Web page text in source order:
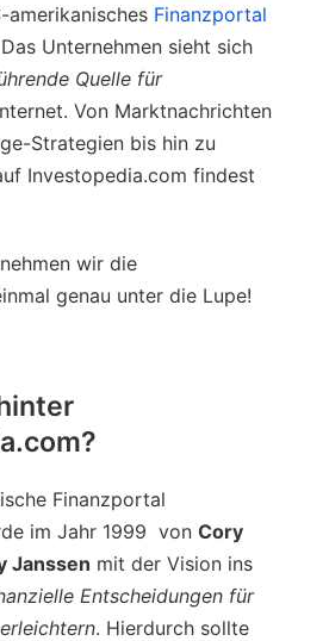
amerikanisches Finanzportal
Unternehmen sieht sich
Quelle für
Von Marktnachrichten
Strategien bis hin zu
Investopedia.com findest
wir die
genau unter die Lupe!
Finanzportal
im Jahr 1999 von Cory
Janssen mit der Vision ins
Entscheidungen für
. Hierdurch sollte